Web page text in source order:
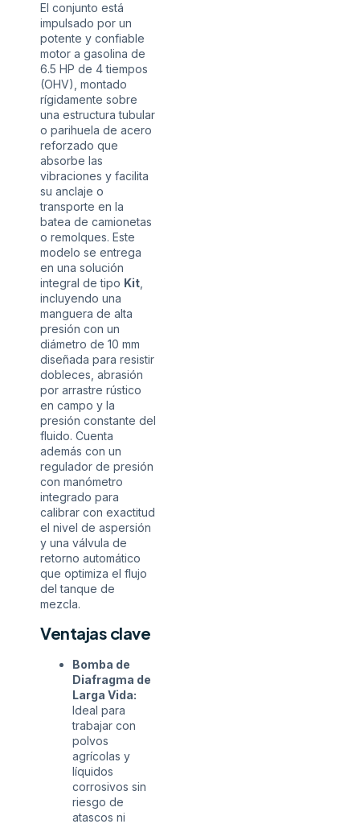
El conjunto está
impulsado por un
potente y confiable
motor a gasolina de
6.5 HP de 4 tiempos
(OHV), montado
rígidamente sobre
una estructura tubular
o parihuela de acero
reforzado que
absorbe las
vibraciones y facilita
su anclaje o
transporte en la
batea de camionetas
o remolques. Este
modelo se entrega
en una solución
integral de tipo Kit
incluyendo una
manguera de alta
presión con un
diámetro de 10 mm
diseñada para resistir
dobleces, abrasión
por arrastre rústico
en campo y la
presión constante del
fluido. Cuenta
además con un
regulador de presión
con manómetro
integrado para
calibrar con exactitud
el nivel de aspersión
y una válvula de
retorno automático
que optimiza el flujo
del tanque de
mezcla.
Ventajas clave
Bomba de
Diafragma de
Larga Vida:
Ideal para
trabajar con
polvos
agrícolas y
líquidos
corrosivos sin
riesgo de
atascos ni